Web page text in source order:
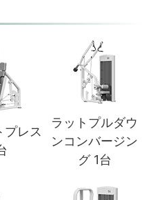
プレス
ラットプルダウ
ンコンバージン
グ 1台